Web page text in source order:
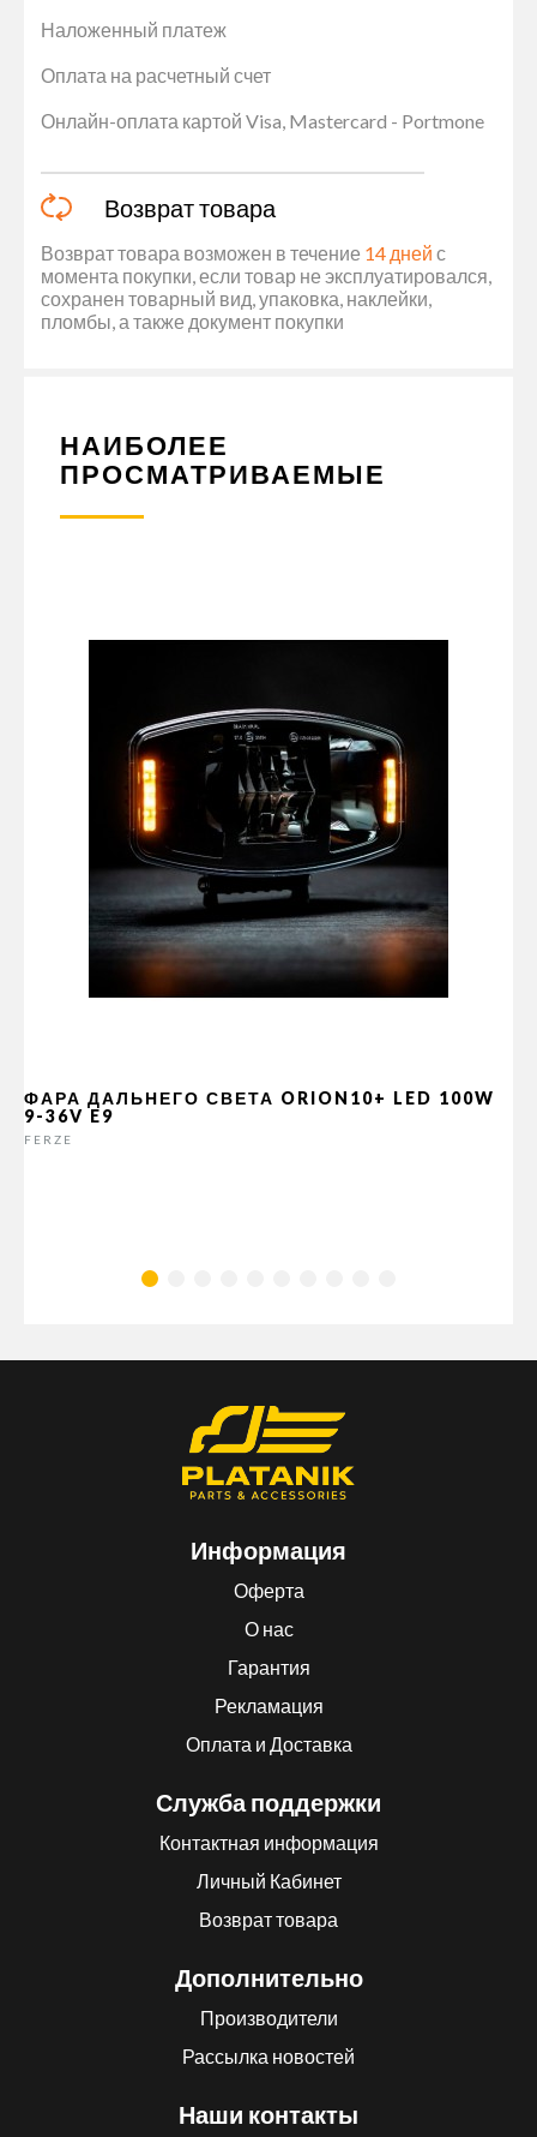
Наложенный платеж
Оплата на расчетный счет
Онлайн-оплата картой Visa, Mastercard - Portmone
Возврат товара
Возврат товара возможен в течение 14 дней с
момента покупки, если товар не эксплуатировался,
сохранен товарный вид, упаковка, наклейки,
пломбы, а также документ покупки
НАИБОЛЕЕ
ПРОСМАТРИВАЕМЫЕ
ФАРА ДАЛЬНЕГО СВЕТА ORION10+ LED 100W
9-36V E9
FERZE
Информация
Оферта
О нас
Гарантия
Рекламация
Оплата и Доставка
Служба поддержки
Контактная информация
Личный Кабинет
Возврат товара
Дополнительно
Производители
Рассылка новостей
Наши контакты